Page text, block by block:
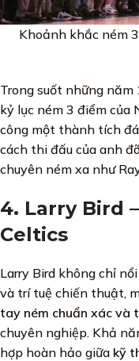
Khoảnh khắc ném
Trong suốt những năm
kỷ lục ném 3 điểm của
công một thành tích
cách thi đấu của anh
chuyên ném xa như
4. Larry Bird
Celtics
Larry Bird không chỉ
và trí tuệ chiến thuật,
tay ném chuẩn xác và
chuyên nghiệp. Khả
hợp hoàn hảo giữa kỹ